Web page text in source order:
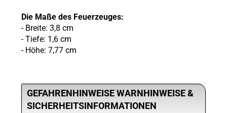
Die Maße des Feuerzeuges:
- Breite: 3,8 cm
- Tiefe: 1,6 cm
- Höhe: 7,77 cm
GEFAHRENHINWEISE WARNHINWEISE &
SICHERHEITSINFORMATIONEN